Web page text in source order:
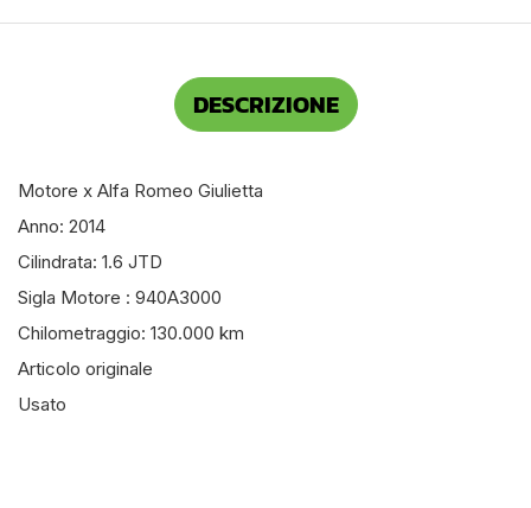
DESCRIZIONE
Motore x Alfa Romeo Giulietta
Anno: 2014
Cilindrata: 1.6 JTD
Sigla Motore : 940A3000
Chilometraggio: 130.000 km
Articolo originale
Usato